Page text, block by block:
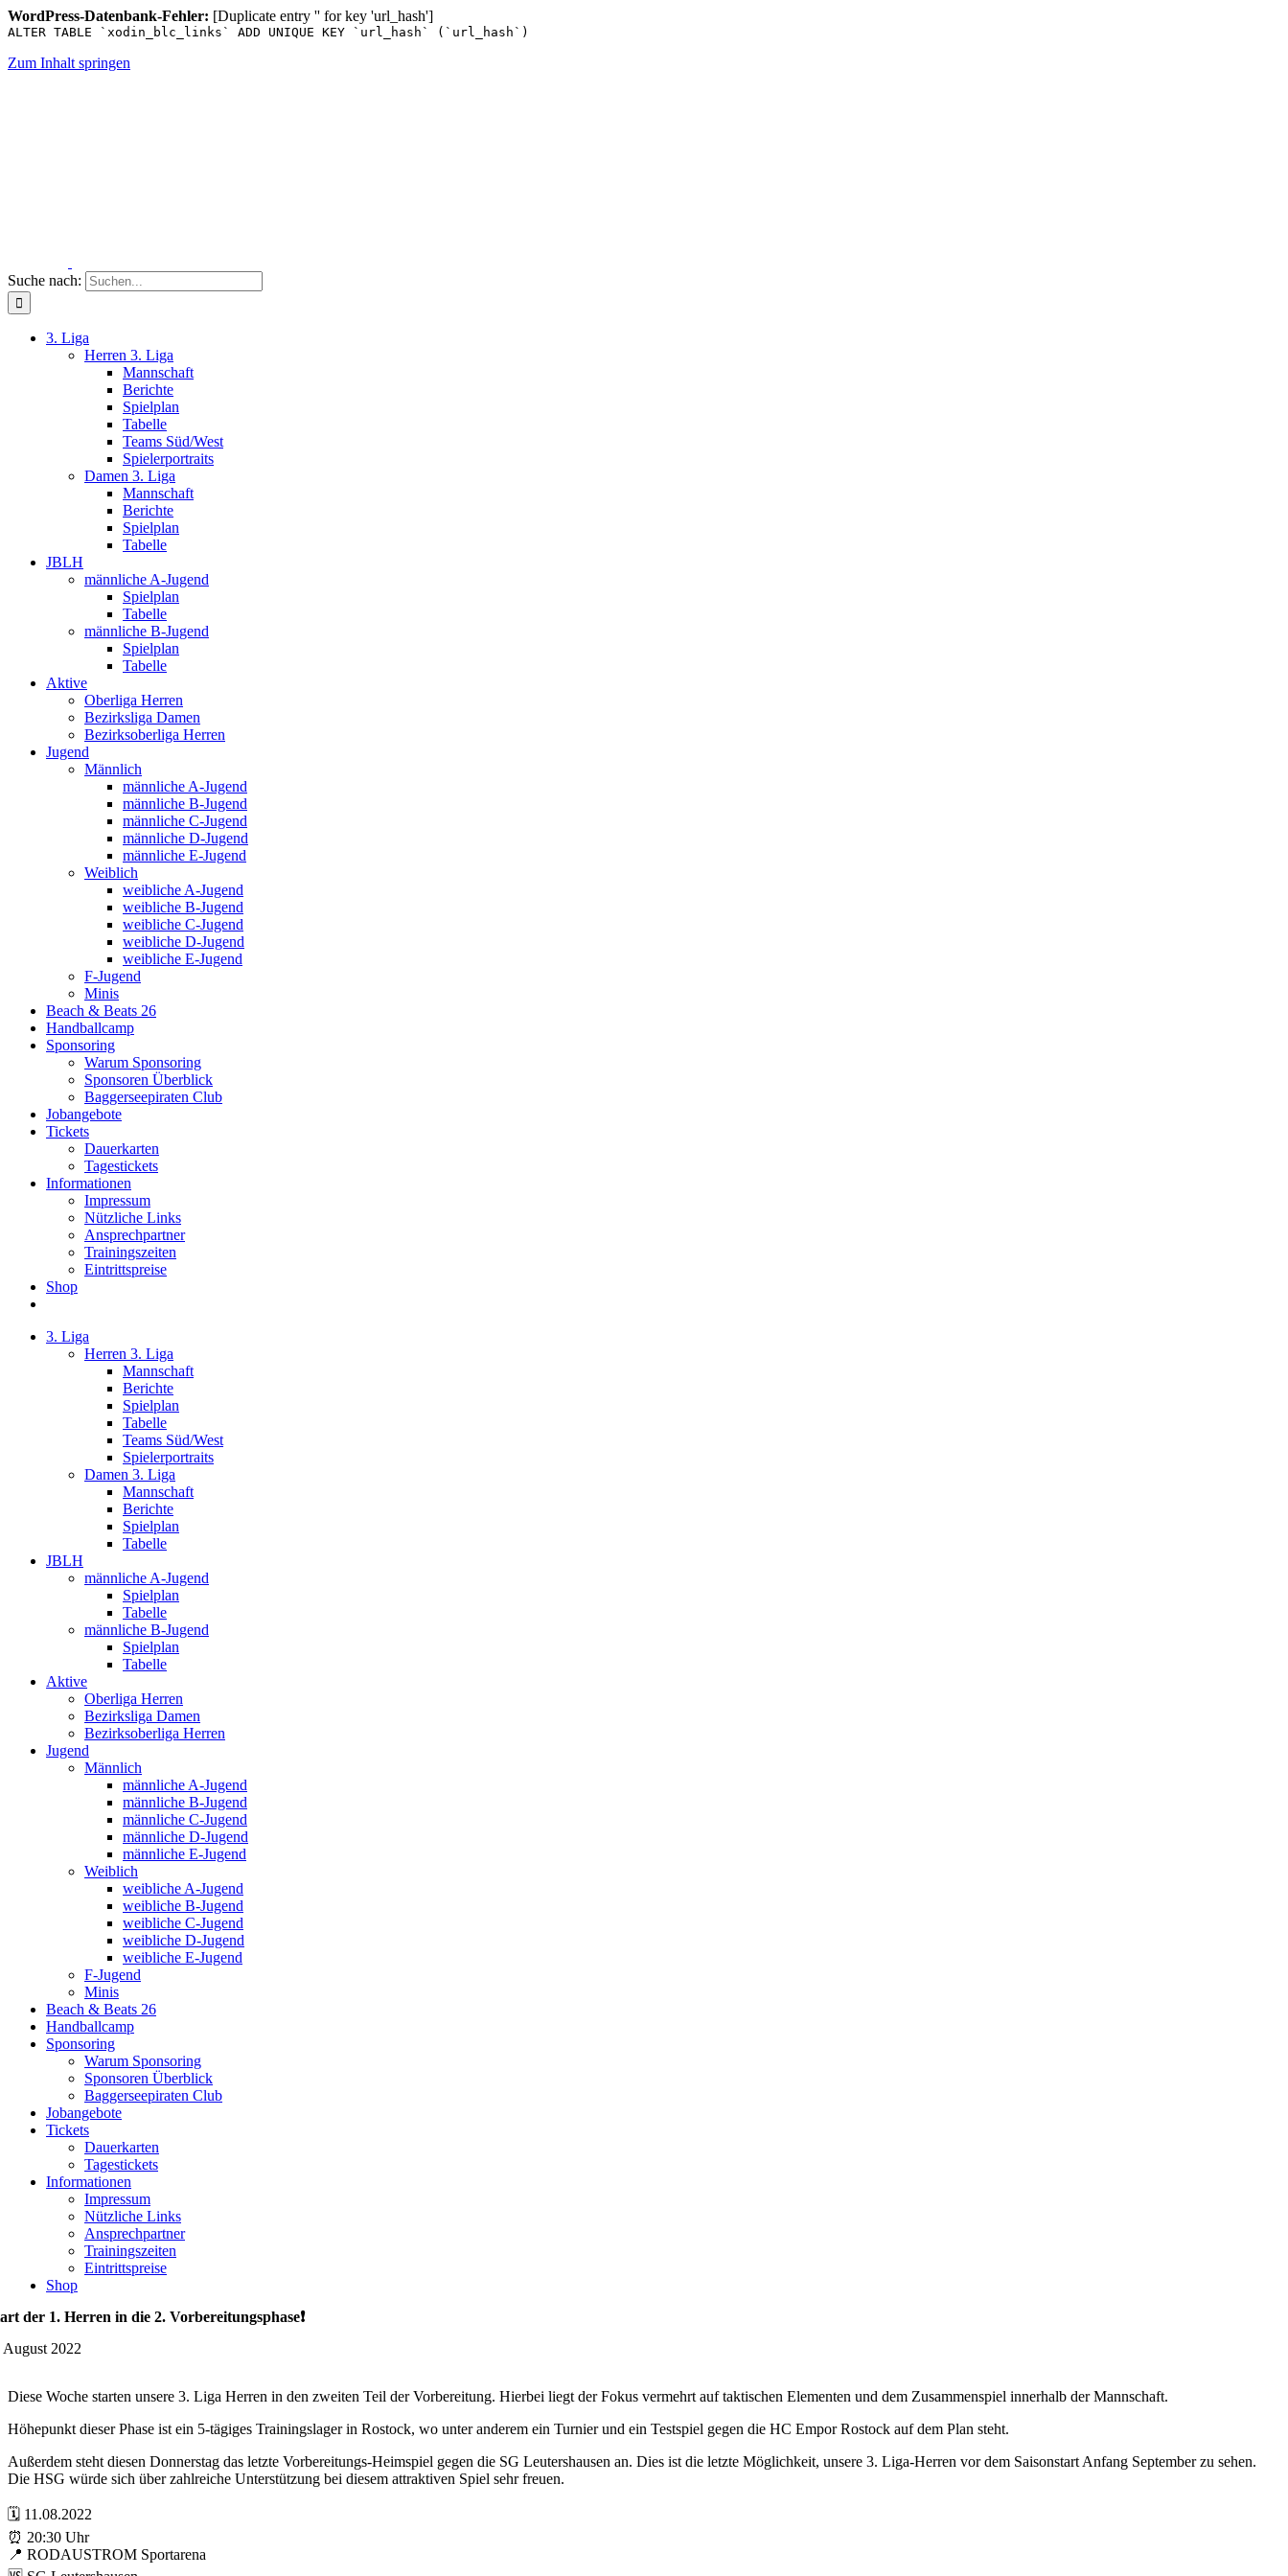
WordPress-Datenbank-Fehler: [Duplicate entry '' for key 'url_hash']
ALTER TABLE `xodin_blc_links` ADD UNIQUE KEY `url_hash` (`url_hash`)
Zum Inhalt springen
Suche nach:
3. Liga
Herren 3. Liga
Mannschaft
Berichte
Spielplan
Tabelle
Teams Süd/West
Spielerportraits
Damen 3. Liga
Mannschaft
Berichte
Spielplan
Tabelle
JBLH
männliche A-Jugend
Spielplan
Tabelle
männliche B-Jugend
Spielplan
Tabelle
Aktive
Oberliga Herren
Bezirksliga Damen
Bezirksoberliga Herren
Jugend
Männlich
männliche A-Jugend
männliche B-Jugend
männliche C-Jugend
männliche D-Jugend
männliche E-Jugend
Weiblich
weibliche A-Jugend
weibliche B-Jugend
weibliche C-Jugend
weibliche D-Jugend
weibliche E-Jugend
F-Jugend
Minis
Beach & Beats 26
Handballcamp
Sponsoring
Warum Sponsoring
Sponsoren Überblick
Baggerseepiraten Club
Jobangebote
Tickets
Dauerkarten
Tagestickets
Informationen
Impressum
Nützliche Links
Ansprechpartner
Trainingszeiten
Eintrittspreise
Shop
3. Liga
Herren 3. Liga
Mannschaft
Berichte
Spielplan
Tabelle
Teams Süd/West
Spielerportraits
Damen 3. Liga
Mannschaft
Berichte
Spielplan
Tabelle
JBLH
männliche A-Jugend
Spielplan
Tabelle
männliche B-Jugend
Spielplan
Tabelle
Aktive
Oberliga Herren
Bezirksliga Damen
Bezirksoberliga Herren
Jugend
Männlich
männliche A-Jugend
männliche B-Jugend
männliche C-Jugend
männliche D-Jugend
männliche E-Jugend
Weiblich
weibliche A-Jugend
weibliche B-Jugend
weibliche C-Jugend
weibliche D-Jugend
weibliche E-Jugend
F-Jugend
Minis
Beach & Beats 26
Handballcamp
Sponsoring
Warum Sponsoring
Sponsoren Überblick
Baggerseepiraten Club
Jobangebote
Tickets
Dauerkarten
Tagestickets
Informationen
Impressum
Nützliche Links
Ansprechpartner
Trainingszeiten
Eintrittspreise
Shop
der 1. Herren in die 2. Vorbereitungsphase❗️
August 2022
Diese Woche starten unsere 3. Liga Herren in den zweiten Teil der Vorbereitung. Hierbei liegt der Fokus vermehrt auf taktischen Elementen und dem Zusammenspiel innerhalb der Mannschaft.
Höhepunkt dieser Phase ist ein 5-tägiges Trainingslager in Rostock, wo unter anderem ein Turnier und ein Testspiel gegen die HC Empor Rostock auf dem Plan steht.
Außerdem steht diesen Donnerstag das letzte Vorbereitungs-Heimspiel gegen die SG Leutershausen an. Dies ist die letzte Möglichkeit, unsere 3. Liga-Herren vor dem Saisonstart Anfang September zu sehen.
Die HSG würde sich über zahlreiche Unterstützung bei diesem attraktiven Spiel sehr freuen.
🗓 11.08.2022
⏰ 20:30 Uhr
📍 RODAUSTROM Sportarena